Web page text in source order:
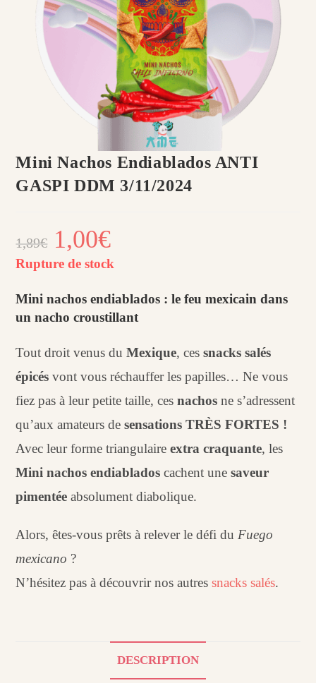
Mini Nachos Endiablados ANTI
GASPI DDM 3/11/2024
1,89€
Le
initial
était :
1,89€.
1,00€actuel
est :
1,00€.
Rupture de stock
Mini nachos endiablados : le feu mexicain dans
un nacho croustillant
Tout droit venus duMexique, cessnacks salés
épicés vont vous réchauffer les papilles… Ne vous
fiez pas à leur petite taille, cesnachos ne s’adressent
qu’aux amateurs desensations TRÈS FORTES !
Avec leur forme triangulaireextra craquante, les
Mini nachos endiablados cachent unesaveur
pimentée absolument diabolique.
Alors, êtes-vous prêts à relever le défi du Fuego
mexicano ?
N’hésitez pas à découvrir nos autressnacks salés.
DESCRIPTION